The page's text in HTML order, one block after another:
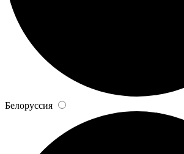
Белоруссия